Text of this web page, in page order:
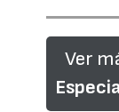
Ver